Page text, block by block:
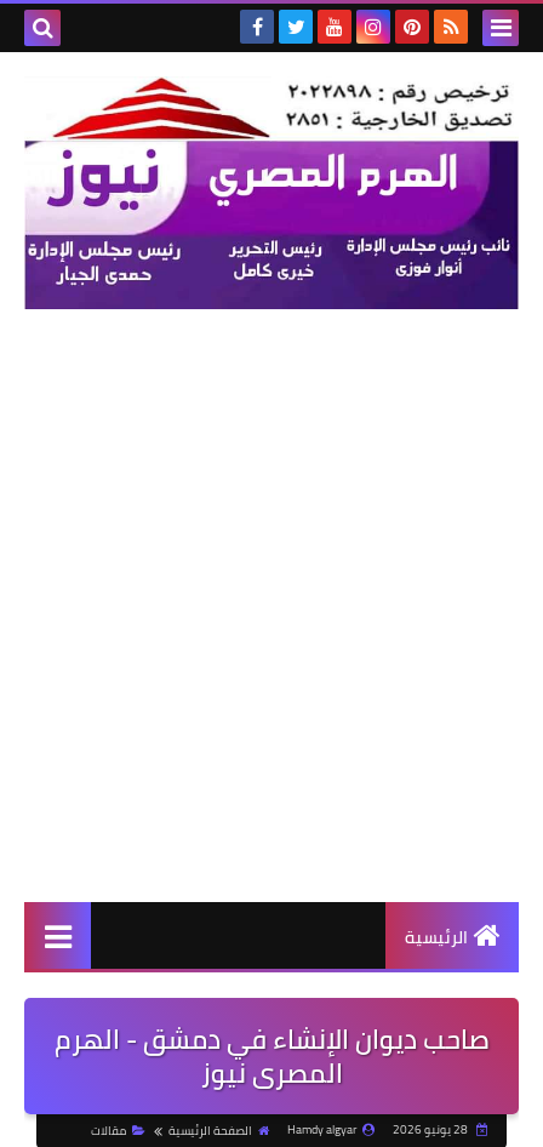
الرئيسية
صاحب ديوان الإنشاء في دمشق - الهرم
المصرى نيوز
28 يونيو 2026 Hamdy algyar الصفحة الرئيسية مقالات